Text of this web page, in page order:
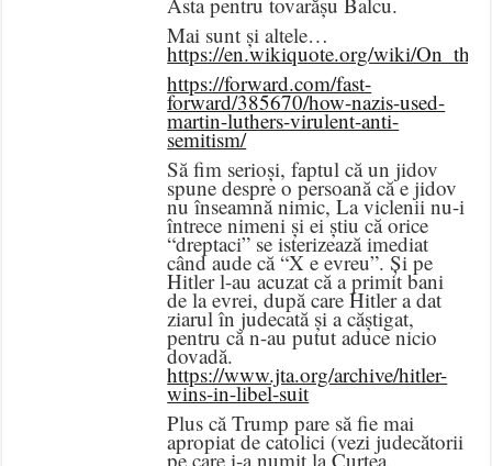
Mai sunt și altele…
https://en.wikiquote.org/wiki/
https://forward.com/fast-
forward/385670/how-nazis-used-
martin-luthers-virulent-anti-
semitism/
Să fim serioși, faptul că un jidov
spune despre o persoană că e jidov
nu înseamnă nimic, La viclenii nu-i
întrece nimeni și ei știu că orice
“dreptaci” se isterizează imediat
când aude că “X e evreu”. Și pe
Hitler l-au acuzat că a primit bani
de la evrei, după care Hitler a dat
ziarul în judecată și a căștigat,
pentru că n-au putut aduce nicio
dovadă.
https://www.jta.org/archive/hitler-
wins-in-libel-suit
Plus că Trump pare să fie mai
apropiat de catolici (vezi judecătorii
pe care i-a numit la Curtea